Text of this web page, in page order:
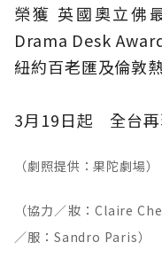
榮獲 英國奧立佛
Drama Desk
紐約百老匯及倫敦
3月19日起 全台再
（劇照提供：果陀劇場）
（協力／妝：Claire
／服：Sandro Paris）